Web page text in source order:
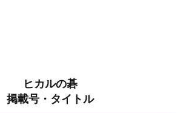
ヒカルの碁
掲載号・タイトル